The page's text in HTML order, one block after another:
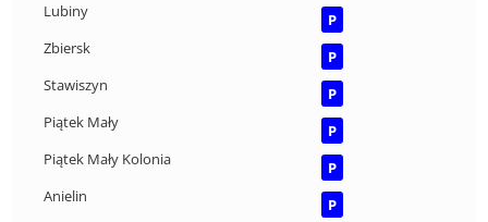
Lubiny
P
Zbiersk
P
Stawiszyn
P
Piątek Mały
P
Piątek Mały Kolonia
P
Anielin
P